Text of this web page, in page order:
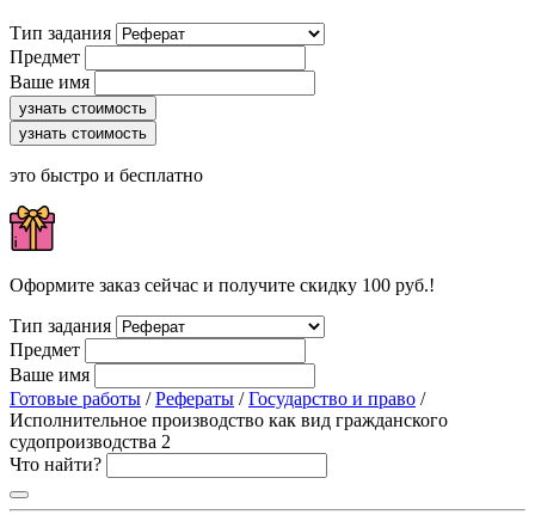
Тип задания
Предмет
Ваше имя
узнать стоимость
узнать стоимость
это быстро и бесплатно
Оформите заказ сейчас и получите скидку 100 руб.!
Тип задания
Предмет
Ваше имя
Готовые работы /Рефераты /Государство и право /
Исполнительное производство как вид гражданского
судопроизводства 2
Что найти?